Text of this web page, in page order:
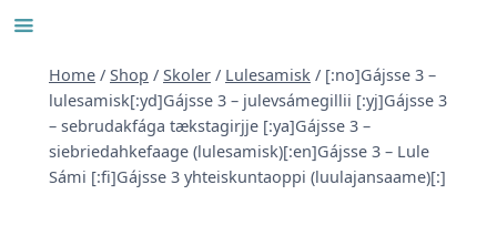
Skip
contentHome / Shop / Skoler / Lulesamisk / [:no]Gájsse 3 –
lulesamisk[:yd]Gájsse 3 – julevsámegillii [:yj]Gájsse 3
– sebrudakfága tækstagirjje [:ya]Gájsse 3 –
siebriedahkefaage (lulesamisk)[:en]Gájsse 3 – Lule
Sámi [:fi]Gájsse 3 yhteiskuntaoppi (luulajansaame)[:]